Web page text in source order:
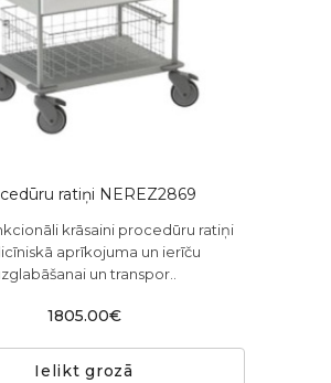
ratiņi NEREZ2869
krāsaini procedūru ratiņi
aprīkojuma un ierīču
un transpor..
1805.00€
Ielikt grozā